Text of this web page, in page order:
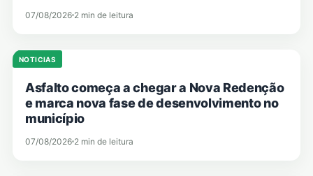
07/08/2026 2 min de leitura
NOTICIAS
Asfalto começa a chegar a Nova Redenção
e marca nova fase de desenvolvimento no
município
07/08/2026 2 min de leitura